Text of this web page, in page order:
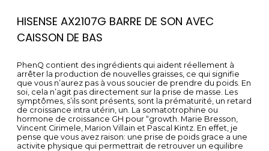
HISENSE AX2107G BARRE DE SON AVEC
CAISSON DE BAS
PhenQ contient des ingrédients qui aident réellement à
arrêter la production de nouvelles graisses, ce qui signifie
que vous n’aurez pas à vous soucier de prendre du poids. En
soi, cela n’agit pas directement sur la prise de masse. Les
symptômes, s’ils sont présents, sont la prématurité, un retard
de croissance intra utérin, un. La somatotrophine ou
hormone de croissance GH pour “growth. Marie Bresson,
Vincent Cirimele, Marion Villain et Pascal Kintz. En effet, je
pense que vous avez raison: une prise de poids grace a une
activite physique qui permettrait de retrouver un equilibre